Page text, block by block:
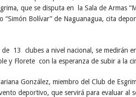
que se disputa en la Sala de Armas
“Simón Bolívar” de Naguanagua, cita
13 clubes a nivel nacional, se medirán
y Florete con la esperanza de subir a la
González, miembro del Club de
deportivo, que servirá para evaluar al